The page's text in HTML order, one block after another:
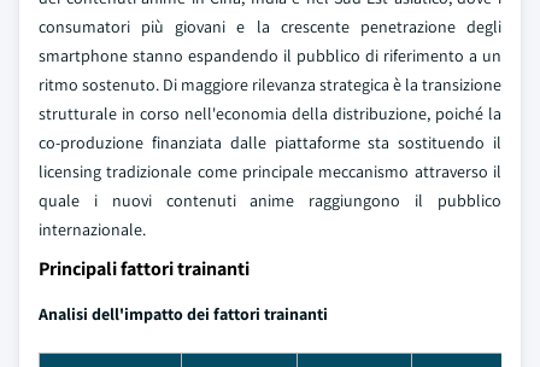
consumatori più giovani e la crescente penetrazione degli
smartphone stanno espandendo il pubblico di riferimento a un
ritmo sostenuto. Di maggiore rilevanza strategica è la transizione
strutturale in corso nell'economia della distribuzione, poiché la
co-produzione finanziata dalle piattaforme sta sostituendo il
licensing tradizionale come principale meccanismo attraverso il
quale i nuovi contenuti anime raggiungono il pubblico
internazionale.
Principali fattori trainanti
Analisi dell'impatto dei fattori trainanti